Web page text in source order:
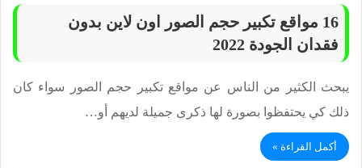
16 مواقع تكبير حجم الصور اون لاين بدون
فقدان الجودة 2022
يبحث الكثير من الناس عن مواقع تكبير حجم الصور سواء كان
ذلك كي يحتفظوا بصورة لها ذكرى جميلة لديهم أو…
أكمل القراءة »